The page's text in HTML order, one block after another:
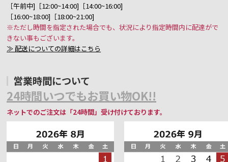
［午前中]［12:00~14:00]［14:00~16:00]
［16:00~18:00]［18:00~21:00]
※ただし時間を指定された場合でも、状況により指定時間内に配達がで
きない事もございます。
≫ 配送についての詳細はこちら
営業時間について
24時間いつでもお買い物OK!!
ネットでのご注文は「24時間」受け付けております。